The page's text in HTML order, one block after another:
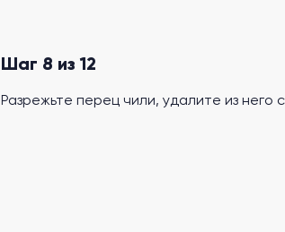
Шаг 8 из 12
Разрежьте перец чили, удалите из него